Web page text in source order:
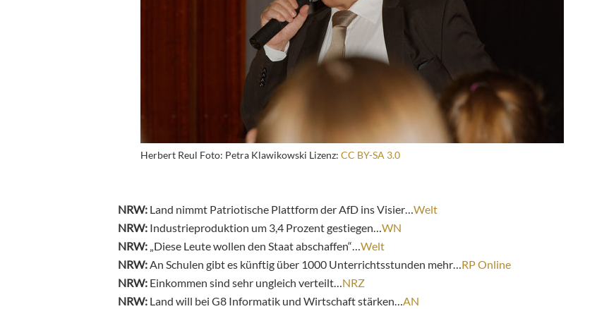
Herbert Reul Foto: Petra Klawikowski Lizenz: CC BY-SA 3.0
NRW: Land nimmt Patriotische Plattform der AfD ins Visier… Welt
NRW: Industrieproduktion um 3,4 Prozent gestiegen… WN
NRW: „Diese Leute wollen den Staat abschaffen“… Welt
NRW: An Schulen gibt es künftig über 1000 Unterrichtsstunden mehr… RP Online
NRW: Einkommen sind sehr ungleich verteilt… NRZ
NRW: Land will bei G8 Informatik und Wirtschaft stärken… AN